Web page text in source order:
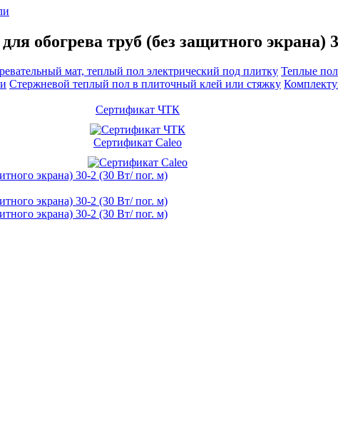
обогрева труб (без защитного экрана)
мат, теплый пол электрический под плитку Теплые
Cтержневой теплый пол в плиточный клей или стяжку
Сертификат ЧТК
Сертификат Caleo